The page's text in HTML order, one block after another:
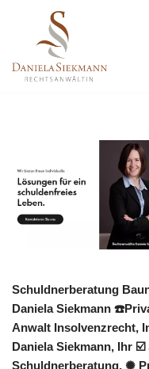
Inhalt
springen
Schuldnerberatung
Daniela Siekmann
Anwalt Insolvenzrecht,
Daniela Siekmann, Ihr ☑️
Schuldnerberatung, ✺